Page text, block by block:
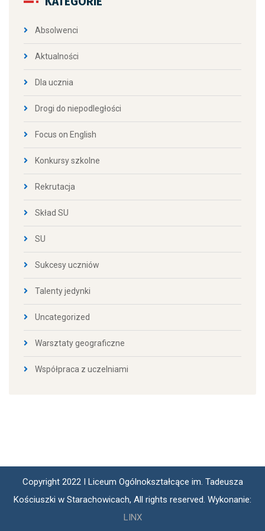
Absolwenci
Aktualności
Dla ucznia
Drogi do niepodległości
Focus on English
Konkursy szkolne
Rekrutacja
Skład SU
SU
Sukcesy uczniów
Talenty jedynki
Uncategorized
Warsztaty geograficzne
Współpraca z uczelniami
Copyright 2022 I Liceum Ogólnokształcące im. Tadeusza
Kościuszki w Starachowicach, All rights reserved. Wykonanie:
LINX